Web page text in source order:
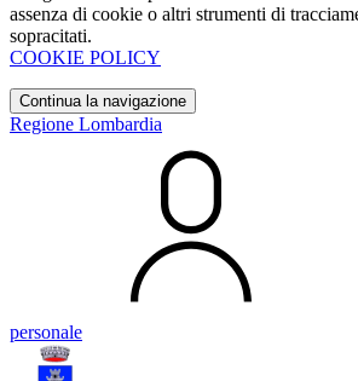
assenza di cookie o altri strumenti di
sopracitati.
COOKIE POLICY
Continua la navigazione
Regione Lombardia
personale